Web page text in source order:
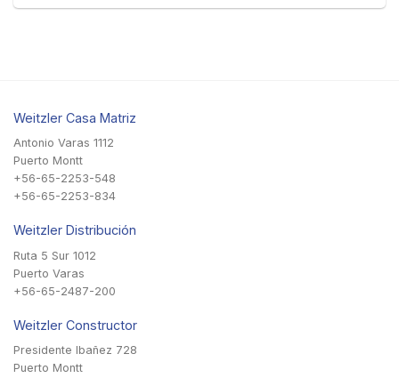
Weitzler Casa Matriz
Antonio Varas 1112
Puerto Montt
+56-65-2253-548
+56-65-2253-834
Weitzler Distribución
Ruta 5 Sur 1012
Puerto Varas
+56-65-2487-200
Weitzler Constructor
Presidente Ibañez 728
Puerto Montt